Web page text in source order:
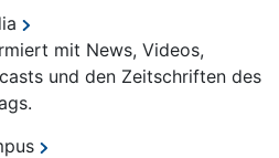
mit News, Videos,
und den Zeitschriften des